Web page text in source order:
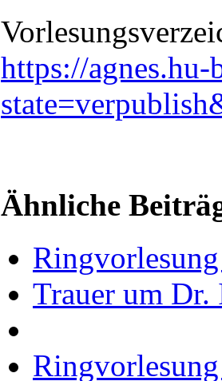
https://
Ähnliche
Trauer um Dr.